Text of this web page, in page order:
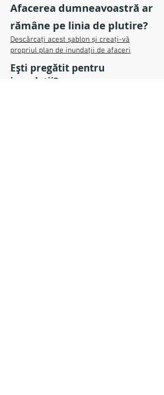
Afacerea dumneavoastră ar
rămâne pe linia de plutire?
Descărcați acest șablon și creați-vă
propriul plan de inundații de afaceri
Ești pregătit pentru
inundații?